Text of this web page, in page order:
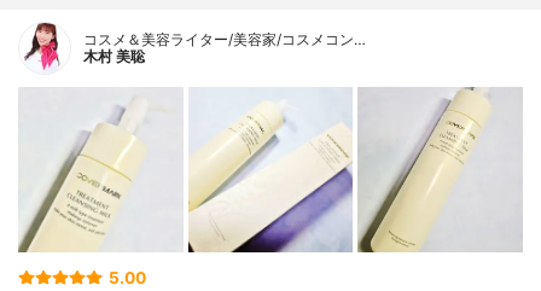
コスメ＆美容ライター/美容家/コスメコン…
木村 美聡
5.00